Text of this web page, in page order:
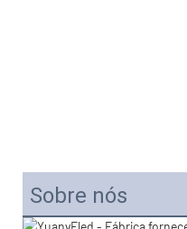
Sobre nós